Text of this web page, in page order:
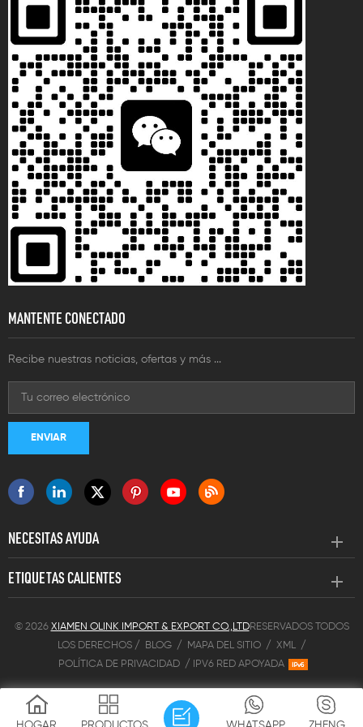
MANTENTE CONECTADO
Recibe nuestras noticias, ofertas y más ...
NECESITAS AYUDA
ETIQUETAS CALIENTES
© 2026 XIAMEN OLINK IMPORT & EXPORT CO.,LTDRESERVADOS TODOS
LOS DERECHOS /
BLOG / MAPA DEL SITIO / XML /
POLÍTICA DE PRIVACIDAD / IPV6 RED APOYADA